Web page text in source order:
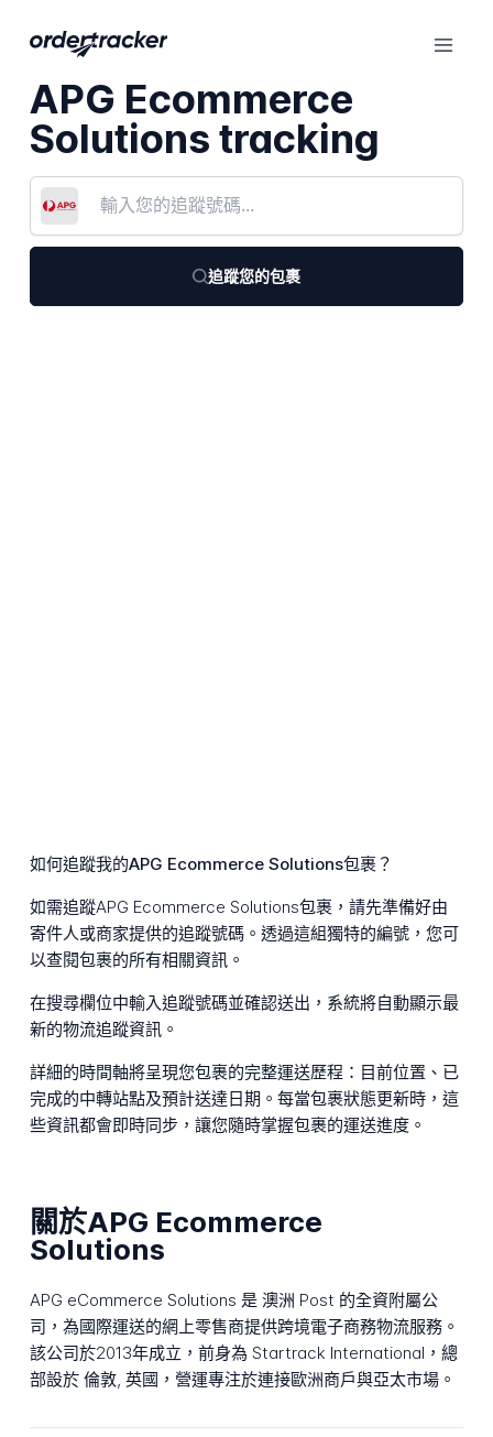
APG Ecommerce
Solutions tracking
追蹤您的包裹
如何追蹤我的APG Ecommerce Solutions包裹？
如需追蹤APG Ecommerce Solutions包裹，請先準備好由
寄件人或商家提供的追蹤號碼。透過這組獨特的編號，您可
以查閱包裹的所有相關資訊。
在搜尋欄位中輸入追蹤號碼並確認送出，系統將自動顯示最
新的物流追蹤資訊。
詳細的時間軸將呈現您包裹的完整運送歷程：目前位置、已
完成的中轉站點及預計送達日期。每當包裹狀態更新時，這
些資訊都會即時同步，讓您隨時掌握包裹的運送進度。
關於APG Ecommerce
Solutions
APG eCommerce Solutions 是 澳洲 Post 的全資附屬公
司，為國際運送的網上零售商提供跨境電子商務物流服務。
該公司於2013年成立，前身為 Startrack International，總
部設於 倫敦, 英國，營運專注於連接歐洲商戶與亞太市場。